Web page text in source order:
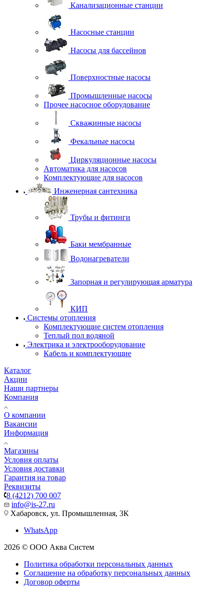
Канализационные станции
Насосные станции
Насосы для бассейнов
Поверхностные насосы
Промышленные насосы
Прочее насосное оборудование
Скважинные насосы
Фекальные насосы
Циркуляционные насосы
Автоматика для насосов
Комплектующие для насосов
Инженерная сантехника
Трубы и фитинги
Баки мембранные
Водонагреватели
Запорная и регулирующая арматура
КИП
Системы отопления
Комплектующие систем отопления
Теплый пол водяной
Электрика и электрооборудование
Кабель и комплектующие
Каталог
Акции
Наши партнеры
Компания
О компании
Вакансии
Информация
Магазины
Условия оплаты
Условия доставки
Гарантия на товар
Реквизиты
8 (4212) 700 007
info@is-27.ru
Хабаровск, ул. Промышленная, 3К
WhatsApp
2026 © ООО Аква Систем
Политика обработки персональных данных
Соглашение на обработку персональных данных
Договор оферты